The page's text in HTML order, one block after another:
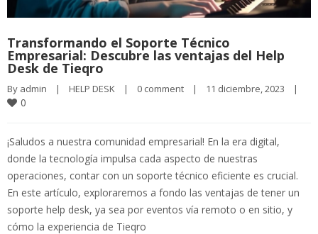
Transformando el Soporte Técnico
Empresarial: Descubre las ventajas del Help
Desk de Tieqro
By admin | HELP DESK | 0 comment | 11 diciembre, 2023 |
0
¡Saludos a nuestra comunidad empresarial! En la era digital,
donde la tecnología impulsa cada aspecto de nuestras
operaciones, contar con un soporte técnico eficiente es crucial.
En este artículo, exploraremos a fondo las ventajas de tener un
soporte help desk, ya sea por eventos vía remoto o en sitio, y
cómo la experiencia de Tieqro